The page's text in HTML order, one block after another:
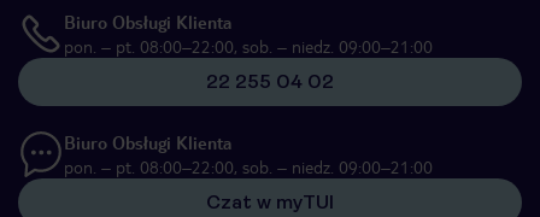
Biuro Obsługi Klienta
pon. – pt. 08:00–22:00, sob. – niedz. 09:00–21:00
22 255 04 02
Biuro Obsługi Klienta
pon. – pt. 08:00–22:00, sob. – niedz. 09:00–21:00
Czat w myTUI